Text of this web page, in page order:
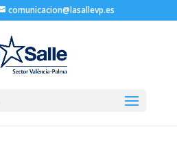
comunicacion@lasallevp.es